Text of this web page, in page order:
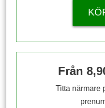
Från
Titta närmare